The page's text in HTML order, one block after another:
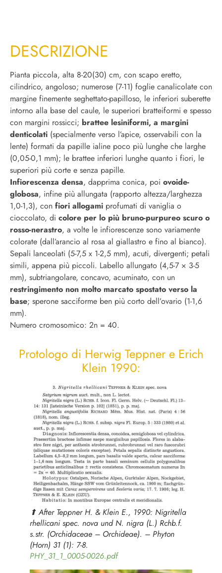
DESCRIZIONE
Pianta piccola, alta 8-20(30) cm, con scapo eretto,
cilindrico, angoloso; numerose (7-11) foglie canalicolate con
margine finemente seghettato-papilloso, le inferiori suberette
intorno alla base del caule, le superiori bratteiformi e spesso
con margini rossicci; brattee lesiniformi, a margini
denticolati (specialmente verso l’apice, osservabili con la
lente) formati da papille ialine poco più lunghe che larghe
(0,05-0,1 mm); le brattee inferiori lunghe quanto i fiori, le
superiori più corte e senza papille.
Infiorescenza densa, dapprima conica, poi ovoide-
globosa, infine più allungata (rapporto altezza/larghezza
1,0-1,3), con fiori allogami profumati di vaniglia o
cioccolato, di colore per lo più bruno-purpureo scuro o
rosso-nerastro, a volte le infiorescenze sono variamente
colorate (dall’arancio al rosa al giallastro e fino al bianco).
Sepali lanceolati (5-7,5 x 1-2,5 mm), acuti, divergenti; petali
simili, appena più piccoli. Labello allungato (4,5-7 × 3-5
mm), subtriangolare, concavo, acuminato, con un
restringimento non molto marcato spostato verso la
base; sperone sacciforme ben più corto dell’ovario (1-1,6
mm).
Numero cromosomico: 2n = 40.
Protologo di Herwig Teppner e Erich
Klein 1990:
⬆︎ After Teppner H. & Klein E., 1990: Nigritella
rhellicanispec. nova undN. nigra (L.) Rchb.f.
s.str. (Orchidaceae – Orchideae). – Phyton
(Horn) 31 (1): 7-8.
PHY_31_1_0005-0026.pdf